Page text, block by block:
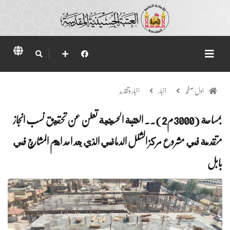
اول صفحہ اخبار اخبار وتقارير
بمساحة (3000م2).. العتبة الحسينية تعلن عن تحقيق نسب انجاز
متقدمة في مشروع مركز الشلل الدماغي الذي يعد احد اهم المشاريع في
بابل